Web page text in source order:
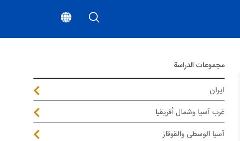
مجموعات الدراسة
ايران
غرب آسيا وشمال أفريقيا
آسيا الوسطى والقوقاز